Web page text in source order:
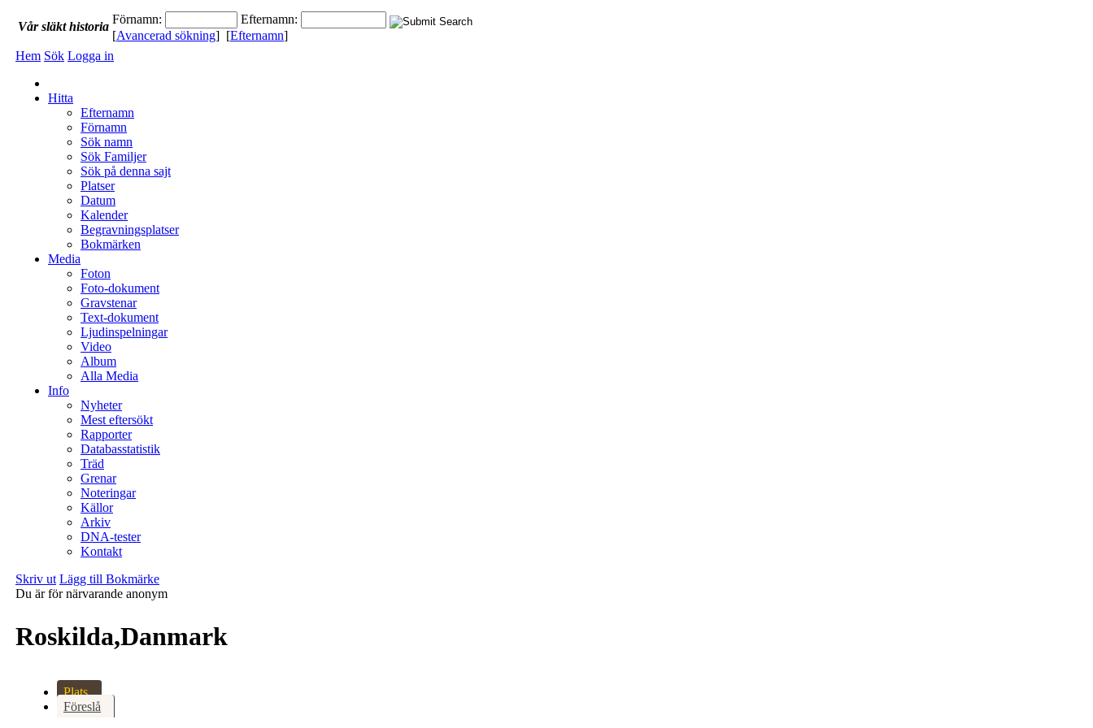
Vårsläkthistoria
Förnamn:
Efternamn:
[Avancerad sökning] [Efternamn]
Hem Sök Logga in
Hitta
Efternamn
Förnamn
Sök namn
Sök Familjer
Sök på denna sajt
Platser
Datum
Kalender
Begravningsplatser
Bokmärken
Media
Foton
Foto-dokument
Gravstenar
Text-dokument
Ljudinspelningar
Video
Album
Alla Media
Info
Nyheter
Mest eftersökt
Rapporter
Databasstatistik
Träd
Grenar
Noteringar
Källor
Arkiv
DNA-tester
Kontakt
Skriv ut Lägg till Bokmärke
Du är för närvarande anonym
Roskilda,Danmark
Plats
Föreslå